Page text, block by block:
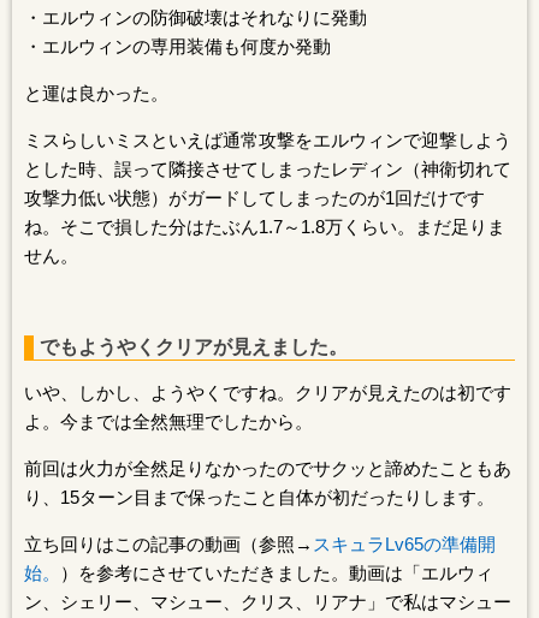
・エルウィンの防御破壊はそれなりに発動
・エルウィンの専用装備も何度か発動
と運は良かった。
ミスらしいミスといえば通常攻撃をエルウィンで迎撃しよう
とした時、誤って隣接させてしまったレディン（神衛切れて
攻撃力低い状態）がガードしてしまったのが1回だけです
ね。そこで損した分はたぶん1.7～1.8万くらい。まだ足りま
せん。
でもようやくクリアが見えました。
いや、しかし、ようやくですね。クリアが見えたのは初です
よ。今までは全然無理でしたから。
前回は火力が全然足りなかったのでサクッと諦めたこともあ
り、15ターン目まで保ったこと自体が初だったりします。
立ち回りはこの記事の動画（参照→ スキュラLv65の準備開
始。
）を参考にさせていただきました。動画は「エルウィ
ン、シェリー、マシュー、クリス、リアナ」で私はマシュー